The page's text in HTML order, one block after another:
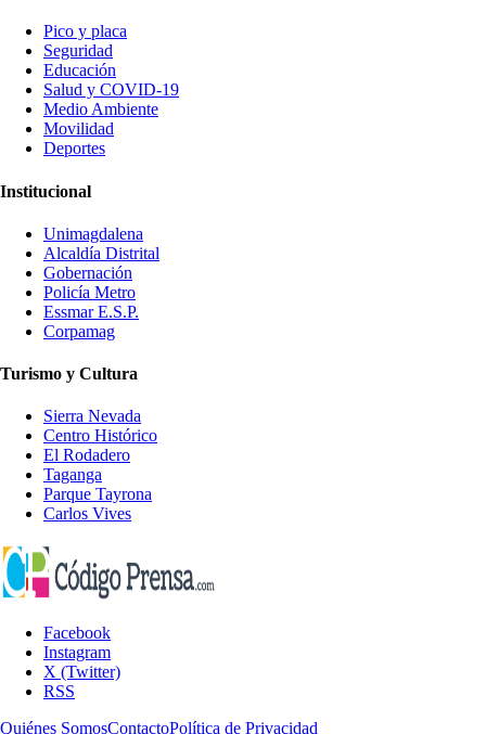
Pico y placa
Seguridad
Educación
Salud y COVID-19
Medio Ambiente
Movilidad
Deportes
Institucional
Unimagdalena
Alcaldía Distrital
Gobernación
Policía Metro
Essmar E.S.P.
Corpamag
Turismo y Cultura
Sierra Nevada
Centro Histórico
El Rodadero
Taganga
Parque Tayrona
Carlos Vives
Facebook
Instagram
X (Twitter)
RSS
Quiénes SomosContactoPolítica de Privacidad